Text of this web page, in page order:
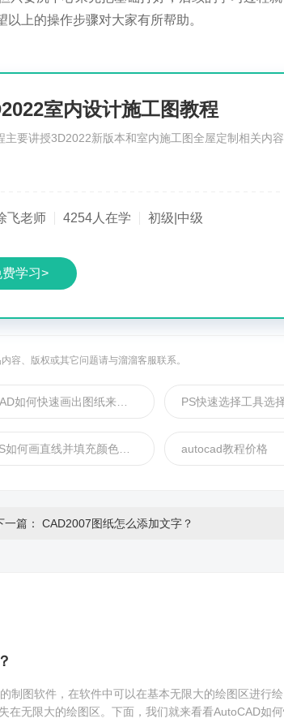
上的操作步骤对大家有所帮助。
室内设计施工图教程
主要讲授3D2022新版本和室内施工图全屋定制相关内
飞老师 4254人在学 初级|中级
费学习>
容、版权或其它问题请与溜溜客服联系。
autocad教程价格
一篇： CAD2007图纸怎么添加文字？
制图软件，在软件中可以在基本无限大的绘图区进行
在无限大的绘图区。下面，我们就来看看AutoCAD如